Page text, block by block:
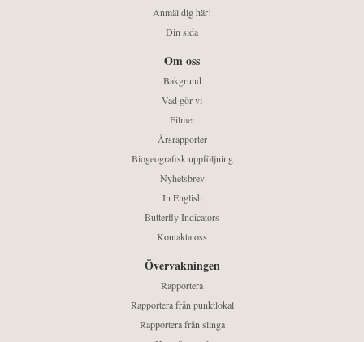
Anmäl dig här!
Din sida
Om oss
Bakgrund
Vad gör vi
Filmer
Årsrapporter
Biogeografisk uppföljning
Nyhetsbrev
In English
Butterfly Indicators
Kontakta oss
Övervakningen
Rapportera
Rapportera från punktlokal
Rapportera från slinga